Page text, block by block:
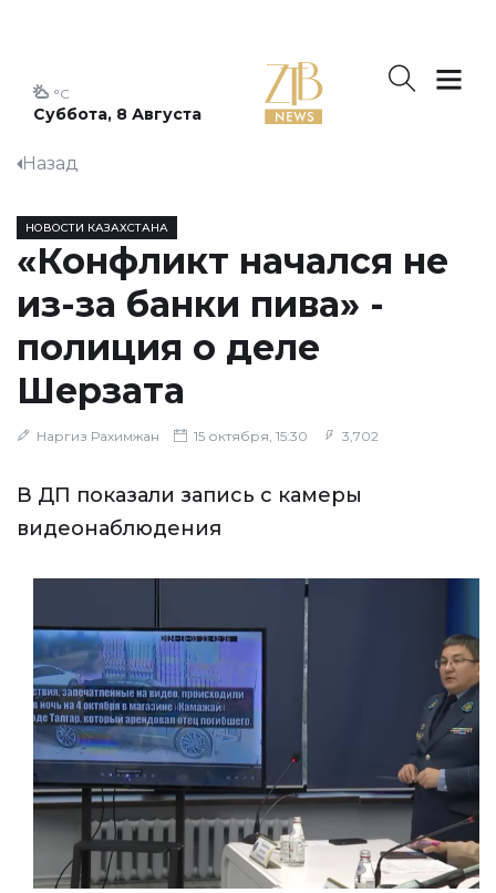
Суббота, 8 Августа
°C
Назад
НОВОСТИ КАЗАХСТАНА
«Конфликт начался не
из-за банки пива» -
полиция о деле
Шерзата
Наргиз Рахимжан 15 октября, 15:30 3,702
В ДП показали запись с камеры
видеонаблюдения